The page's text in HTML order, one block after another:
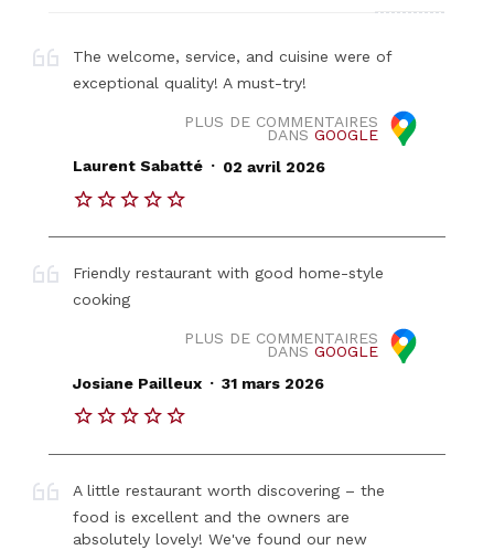
The welcome, service, and cuisine were of
exceptional quality! A must-try!
PLUS DE COMMENTAIRES
DANS GOOGLE
Laurent Sabatté . 02 avril 2026
Friendly restaurant with good home-style
cooking
PLUS DE COMMENTAIRES
DANS GOOGLE
Josiane Pailleux . 31 mars 2026
A little restaurant worth discovering – the
food is excellent and the owners are
absolutely lovely! We've found our new